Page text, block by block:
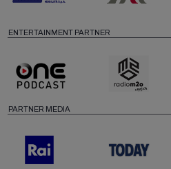
ENTERTAINMENT PARTNER
PARTNER MEDIA